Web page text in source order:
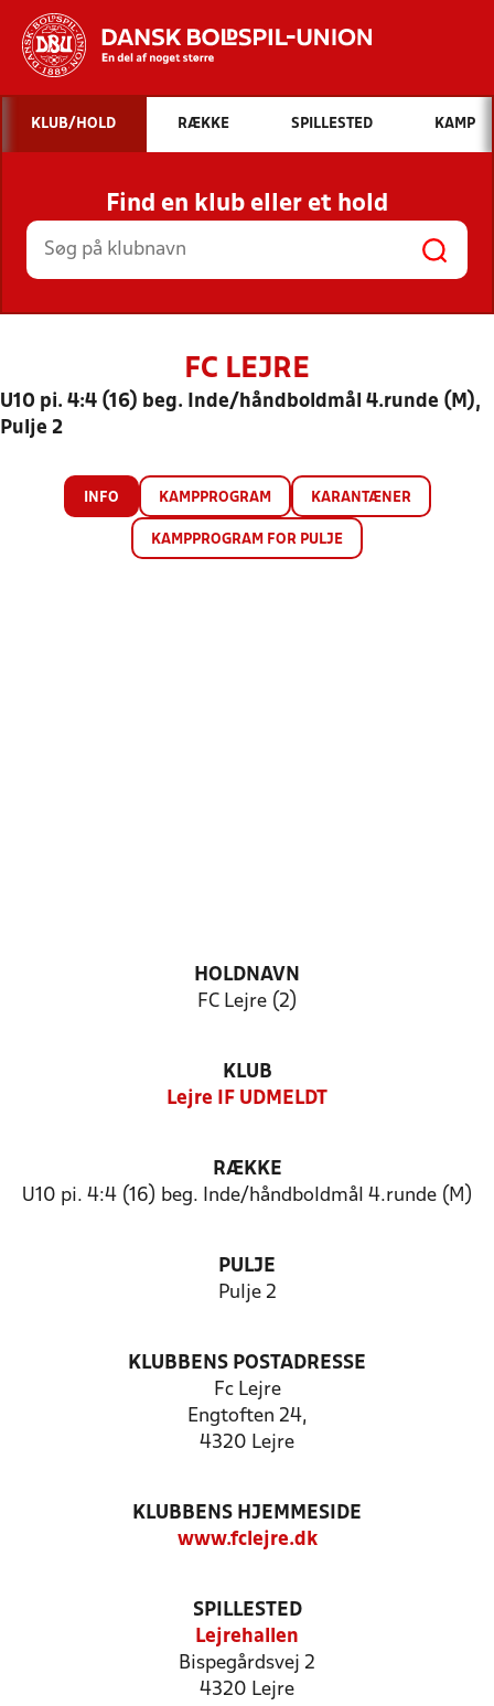
Hvad vil du søge efter?
INDHOLD OG NYHEDER
STILLINGER, RESULTATER, KLUBBER OG
HOLD
KLUB/HOLD RÆKKE SPILLESTED KAMP
Find en klub eller et hold
FC LEJRE
U10 pi. 4:4 (16) beg. Inde/håndboldmål 4.runde (M),
Pulje 2
INFO KAMPPROGRAM KARANTÆNER
KAMPPROGRAM FOR PULJE
HOLDNAVN
FC Lejre (2)
KLUB
Lejre IF UDMELDT
RÆKKE
U10 pi. 4:4 (16) beg. Inde/håndboldmål 4.runde (M)
PULJE
Pulje 2
KLUBBENS POSTADRESSE
Fc Lejre
Engtoften 24,
4320 Lejre
KLUBBENS HJEMMESIDE
www.fclejre.dk
SPILLESTED
Lejrehallen
Bispegårdsvej 2
4320 Lejre